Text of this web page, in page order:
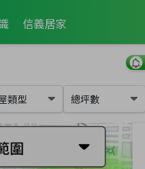
信義居家
類型 總坪數